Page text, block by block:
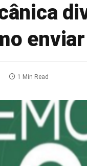
1 Min Read